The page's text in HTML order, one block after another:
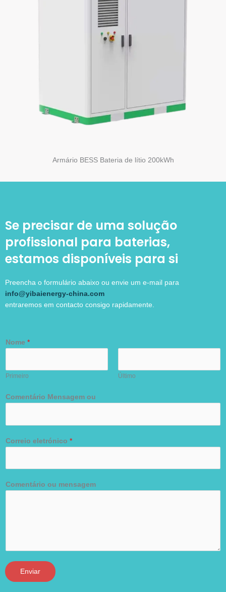
Armário BESS Bateria de lítio 200kWh
Se precisar de uma solução
profissional para baterias,
estamos disponíveis para si
Preencha o formulário abaixo ou envie um e-mail para
info@yibaienergy-china.com
entraremos em contacto consigo rapidamente.
Nome *
Primeiro Último
Comentário Mensagem ou
Correio eletrónico *
Comentário ou mensagem
Enviar